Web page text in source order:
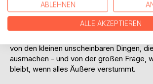
So entfaltet sich ein zutiefst berührender
Lebensgeschichten von Kindern,
Schuldigen, Einsamen und Vergessenen.
von den kleinen unscheinbaren Dingen,
ausmachen - und von der großen Frage,
bleibt, wenn alles Äußere verstummt.
ABLEHNEN
ALLE AKZEPTIEREN